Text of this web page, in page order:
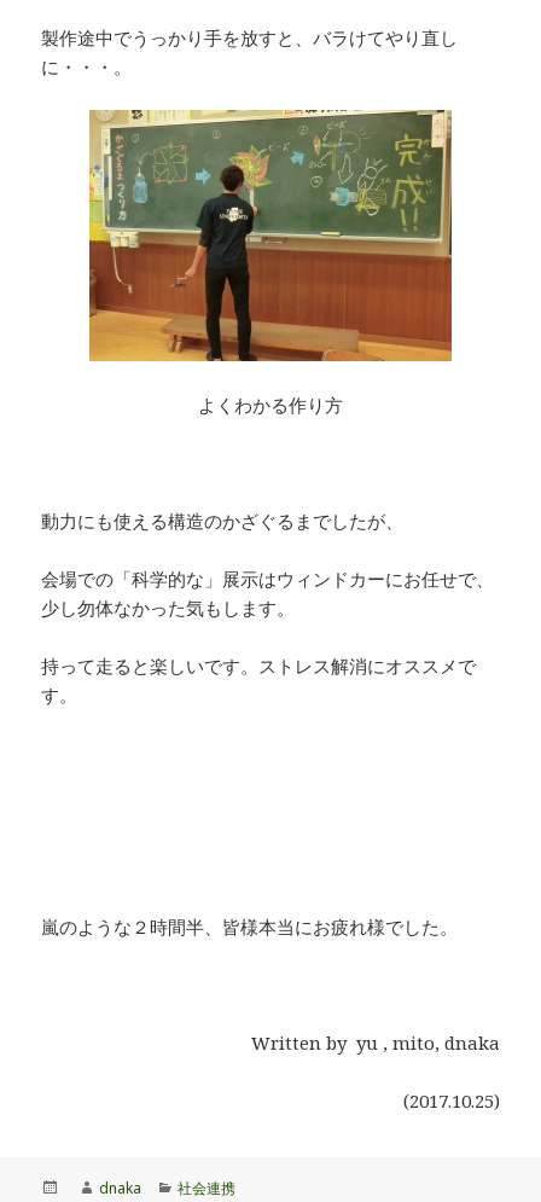
製作途中でうっかり手を放すと、バラけてやり直し
に・・・。
よくわかる作り方
動力にも使える構造のかざぐるまでしたが、
会場での「科学的な」展示はウィンドカーにお任せで、
少し勿体なかった気もします。
持って走ると楽しいです。ストレス解消にオススメで
す。
嵐のような２時間半、皆様本当にお疲れ様でした。
Written by yu , mito, dnaka
(2017.10.25)
作
dnaka
カ
社会連携